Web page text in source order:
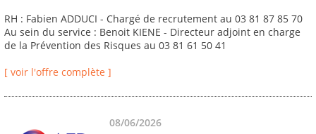
RH : Fabien ADDUCI - Chargé de recrutement au 03 81 87 85 70
Au sein du service : Benoit KIENE - Directeur adjoint en charge
de la Prévention des Risques au 03 81 61 50 41
[ voir l'offre complète ]
08/06/2026